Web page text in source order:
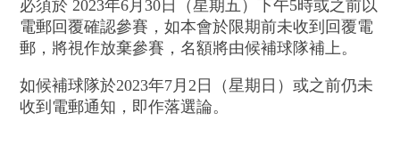
必須於 2023年6月30日（星期五）下午5時或之前以
電郵回覆確認參賽，如本會於限期前未收到回覆電
郵，將視作放棄參賽，名額將由候補球隊補上。
如候補球隊於2023年7月2日（星期日）或之前仍未
收到電郵通知，即作落選論。